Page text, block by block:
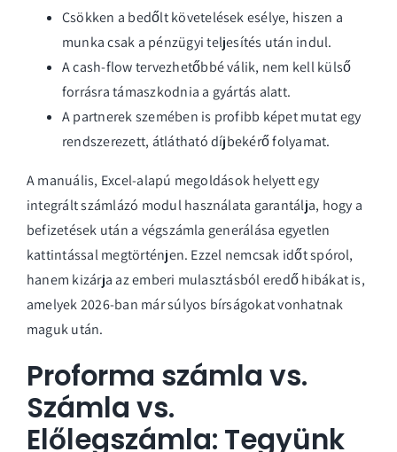
Csökken a bedőlt követelések esélye, hiszen a
munka csak a pénzügyi teljesítés után indul.
A cash-flow tervezhetőbbé válik, nem kell külső
forrásra támaszkodnia a gyártás alatt.
A partnerek szemében is profibb képet mutat egy
rendszerezett, átlátható díjbekérő folyamat.
A manuális, Excel-alapú megoldások helyett egy
integráltszámlázó modulhasználata garantálja, hogy a
befizetések után a végszámla generálása egyetlen
kattintással megtörténjen. Ezzel nemcsak időt spórol,
hanem kizárja az emberi mulasztásból eredő hibákat is,
amelyek 2026-ban már súlyos bírságokat vonhatnak
maguk után.
Proforma számla vs.
Számla vs.
Előlegszámla: Tegyünk